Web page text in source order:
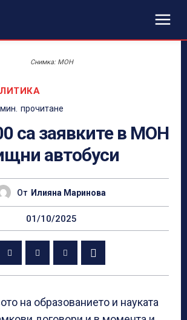
Снимка: МОН
мин. прочитане
са заявките в МОН
автобуси
От Илияна Маринова
01/10/2025
на образованието и науката